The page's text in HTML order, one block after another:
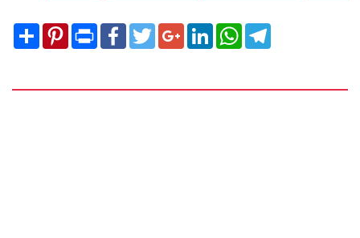
SharePinterestPrint FacebookTwitterGoogle+LinkedInWhatsApp